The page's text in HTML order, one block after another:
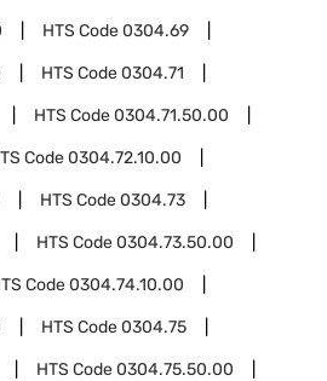
HTS Code0304.69
HTS Code0304.71
HTS Code0304.71.50.00
Code0304.72.10.00
HTS Code0304.73
HTS Code0304.73.50.00
Code0304.74.10.00
HTS Code0304.75
HTS Code0304.75.50.00